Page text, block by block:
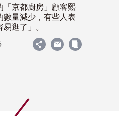
「京都廚房」顧客熙
數量減少，有些人表
逛了」。